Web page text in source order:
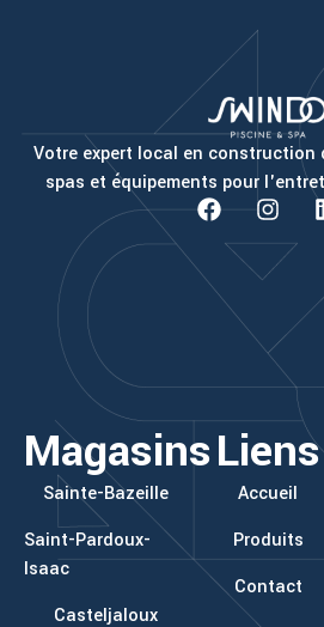
Votre expert local en construction
spas et équipements pour
F
a
e
b
I
s
t
r
a
Magasins
Sainte-Bazeille
Saint-Pardoux-
Isaac
Casteljaloux
Liens
Accueil
Produits
Contact